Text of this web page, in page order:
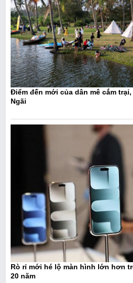
Điểm đến mới của dân mê cắm
Ngãi
Rò rỉ mới hé lộ màn hình lớn hơn
20 năm